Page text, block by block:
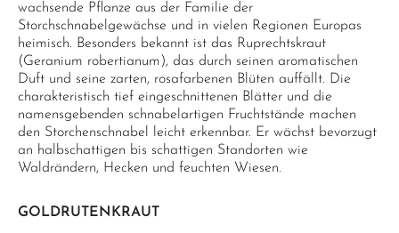
wachsende Pflanze aus der Familie der
Storchschnabelgewächse und in vielen Regionen Europas
heimisch. Besonders bekannt ist das Ruprechtskraut
(Geranium robertianum), das durch seinen aromatischen
Duft und seine zarten, rosafarbenen Blüten auffällt. Die
charakteristisch tief eingeschnittenen Blätter und die
namensgebenden schnabelartigen Fruchtstände machen
den Storchenschnabel leicht erkennbar. Er wächst bevorzugt
an halbschattigen bis schattigen Standorten wie
Waldrändern, Hecken und feuchten Wiesen.
GOLDRUTENKRAUT